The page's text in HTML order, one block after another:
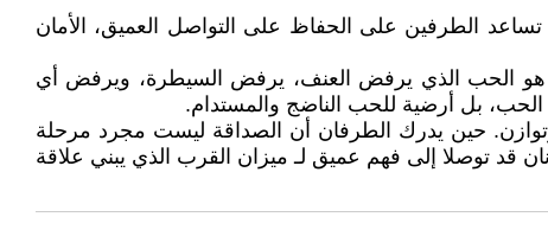
الطرفين على الحفاظ على التواصل العميق، الأمان
هو الحب الذي يرفض العنف، يرفض السيطرة، ويرفض أي
بل أرضية للحب الناضج والمستدام.
وتوازن. حين يدرك الطرفان أن الصداقة ليست مجرد مرحلة
توصلا إلى فهم عميق لـ ميزان القرب الذي يبني علاقة